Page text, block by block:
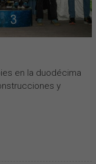
en la duodécima
y